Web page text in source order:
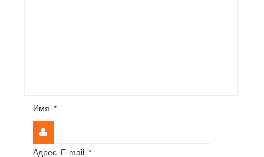
Имя *
Адрес E-mail *